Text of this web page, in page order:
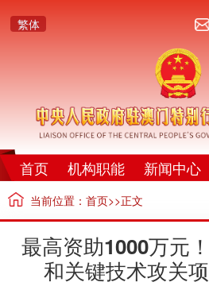
繁体
首页 机构职能 新闻中心
当前位置： 首页>>正文
最高资助1000万元
和关键技术攻关